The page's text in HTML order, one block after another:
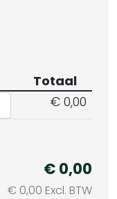
Totaal
€ 0,00
€ 0,00
€ 0,00 Excl. BTW